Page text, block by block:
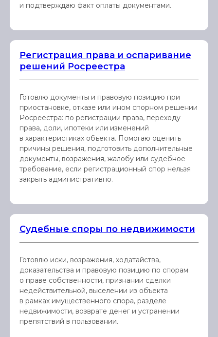
и подтверждаю факт оплаты документами.
Регистрация права и оспаривание
решений Росреестра
Готовлю документы и правовую позицию при
приостановке, отказе или ином спорном решении
Росреестра: по регистрации права, переходу
права, доли, ипотеки или изменений
в характеристиках объекта. Помогаю оценить
причины решения, подготовить дополнительные
документы, возражения, жалобу или судебное
требование, если регистрационный спор нельзя
закрыть административно.
Судебные споры по недвижимости
Готовлю иски, возражения, ходатайства,
доказательства и правовую позицию по спорам
о праве собственности, признании сделки
недействительной, выселении из объекта
в рамках имущественного спора, разделе
недвижимости, возврате денег и устранении
препятствий в пользовании.